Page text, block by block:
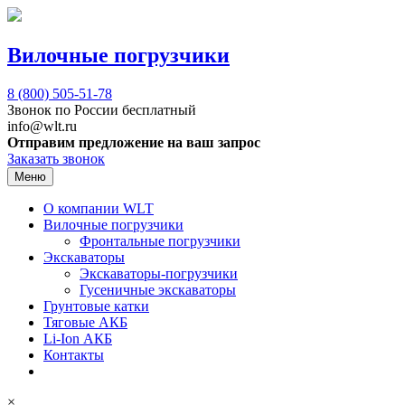
Вилочные погрузчики
8 (800) 505-51-78
Звонок по России бесплатный
info@wlt.ru
Отправим предложение на ваш запрос
Заказать звонок
Меню
О компании WLT
Вилочные погрузчики
Фронтальные погрузчики
Экскаваторы
Экскаваторы-погрузчики
Гусеничные экскаваторы
Грунтовые катки
Тяговые АКБ
Li-Ion АКБ
Контакты
×